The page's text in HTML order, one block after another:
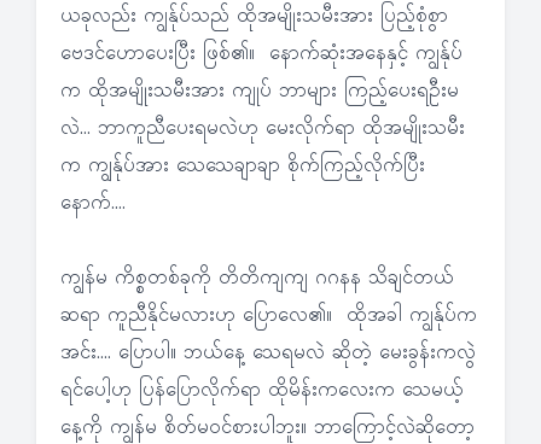
ယခုလည်း ကျွန်ုပ်သည် ထိုအမျိုးသမီးအား ပြည့်စုံစွာ
ဗေဒင်ဟောပေးပြီး ဖြစ်၏။ နောက်ဆုံးအနေနှင့် ကျွန်ုပ်
က ထိုအမျိုးသမီးအား ကျုပ် ဘာများ ကြည့်ပေးရဦးမ
လဲ… ဘာကူညီပေးရမလဲဟု မေးလိုက်ရာ ထိုအမျိုးသမီး
က ကျွန်ုပ်အား သေသေချာချာ စိုက်ကြည့်လိုက်ပြီး
နောက်….
ကျွန်မ ကိစ္စတစ်ခုကို တိတိကျကျ ဂဂနန သိချင်တယ်
ဆရာ ကူညီနိုင်မလားဟု ပြောလေ၏။ ထိုအခါ ကျွန်ုပ်က
အင်း…. ပြောပါ။ ဘယ်နေ့ သေရမလဲ ဆိုတဲ့ မေးခွန်းကလွဲ
ရင်ပေါ့ဟု ပြန်ပြောလိုက်ရာ ထိုမိန်းကလေးက သေမယ့်
နေ့ကို ကျွန်မ စိတ်မဝင်စားပါဘူး။ ဘာကြောင့်လဲဆိုတော့